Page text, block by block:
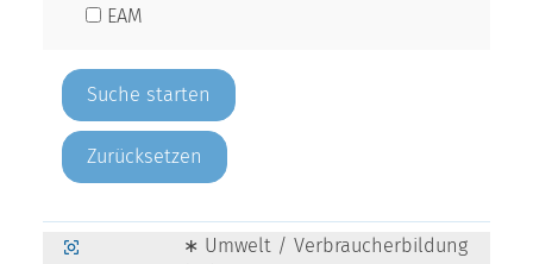
EAM
Zurücksetzen
∗ Umwelt / Verbraucherbildung